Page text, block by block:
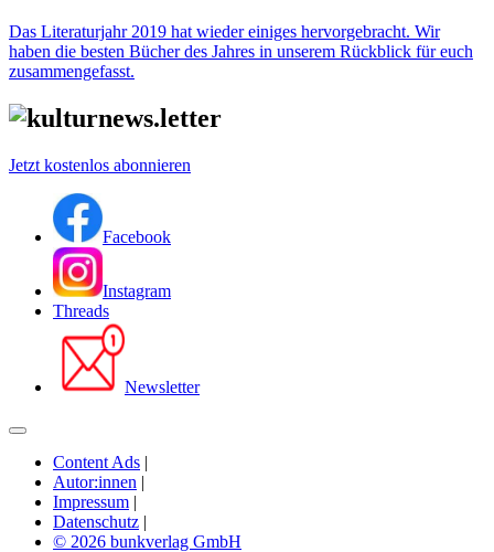
Das Literaturjahr 2019 hat wieder einiges hervorgebracht. Wir
haben die besten Bücher des Jahres in unserem Rückblick für euch
zusammengefasst.
Jetzt kostenlos abonnieren
Facebook
Instagram
Threads
Newsletter
Content Ads |
Autor:innen |
Impressum |
Datenschutz |
© 2026 bunkverlag GmbH